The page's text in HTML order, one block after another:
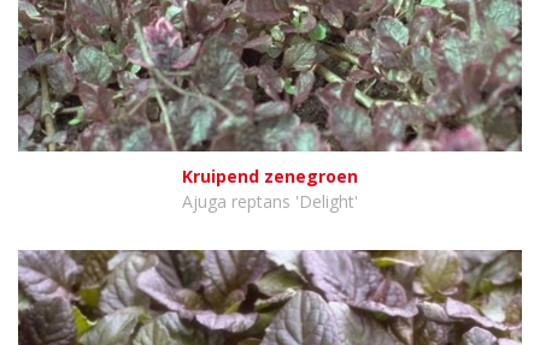
Kruipend zenegroen
Ajuga reptans 'Delight'